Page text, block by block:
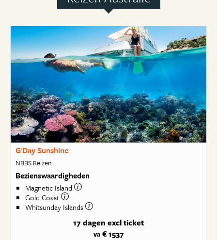
G'Day Sunshine
NBBS Reizen
Bezienswaardigheden
Magnetic Island
Gold Coast
Whitsunday Islands
17 dagen excl ticket
va€ 1537